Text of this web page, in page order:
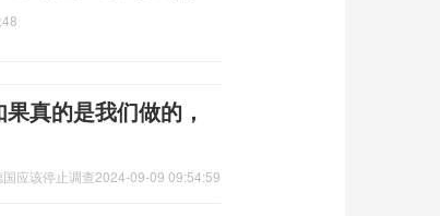
真的是我们做的，
应该停止调查2024-09-09 09:54:59